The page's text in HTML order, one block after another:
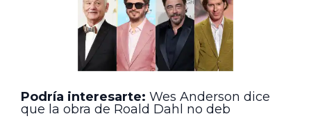
Podría interesarte: Wes Anderson dice
que la obra de Roald Dahl no deb